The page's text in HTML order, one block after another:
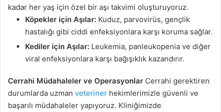
kadar her yaş için özel bir aşı takvimi oluşturuyoruz.
Köpekler için Aşılar: Kuduz, parvovirüs, gençlik
hastalığı gibi ciddi enfeksiyonlara karşı koruma sağlar.
Kediler için Aşılar: Leukemia, panleukopenia ve diğer
viral enfeksiyonlara karşı bağışıklık kazandırır.
Cerrahi Müdahaleler ve Operasyonlar Cerrahi gerektiren
durumlarda uzman veteriner hekimlerimizle güvenli ve
başarılı müdahaleler yapıyoruz. Kliniğimizde